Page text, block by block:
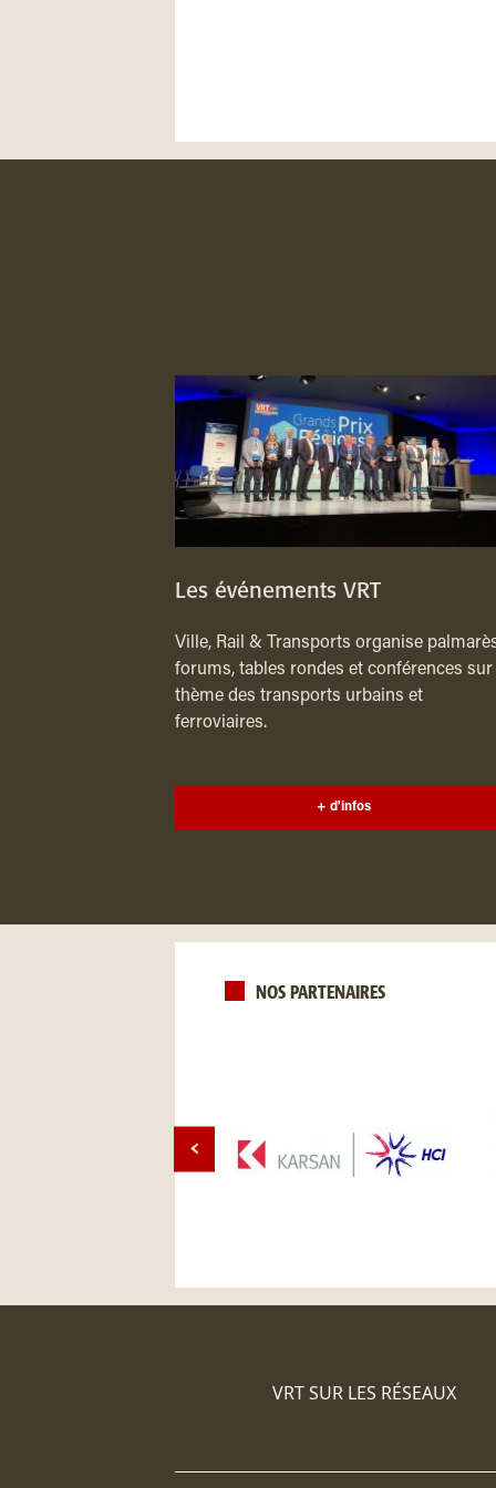
Les événements VRT
Ville, Rail & Transports organise
forums, tables rondes et conférences sur
thème des transports urbains et
ferroviaires.
+ d'infos
NOS PARTENAIRES
VRT SUR LES RÉSEAUX